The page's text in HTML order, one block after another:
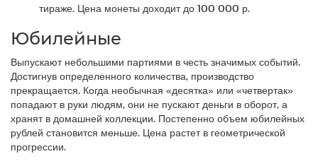
тираже. Цена монеты доходит до 100 000 р.
Юбилейные
Выпускают небольшими партиями в честь значимых событий.
Достигнув определенного количества, производство
прекращается. Когда необычная «десятка» или «четвертак»
попадают в руки людям, они не пускают деньги в оборот, а
хранят в домашней коллекции. Постепенно объем юбилейных
рублей становится меньше. Цена растет в геометрической
прогрессии.